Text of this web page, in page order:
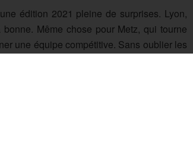
édition 2021 pleine de surprises. Lyon,
Même chose pour Metz, qui tourne
une équipe compétitive. Sans oublier les